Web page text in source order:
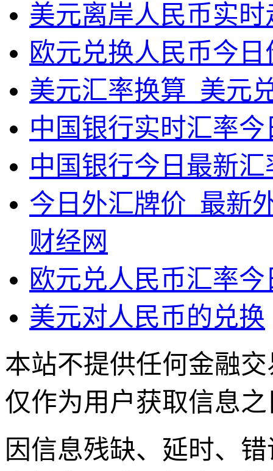
美元离岸人民币实时
欧元兑换人民币今
美元汇率换算_美元
中国银行实时汇率今
中国银行今日最新汇
今日外汇牌价_最新
财经网
欧元兑人民币汇率今
美元对人民币的兑换
本站不提供任何金融
仅作为用户获取信息
因信息残缺、延时、